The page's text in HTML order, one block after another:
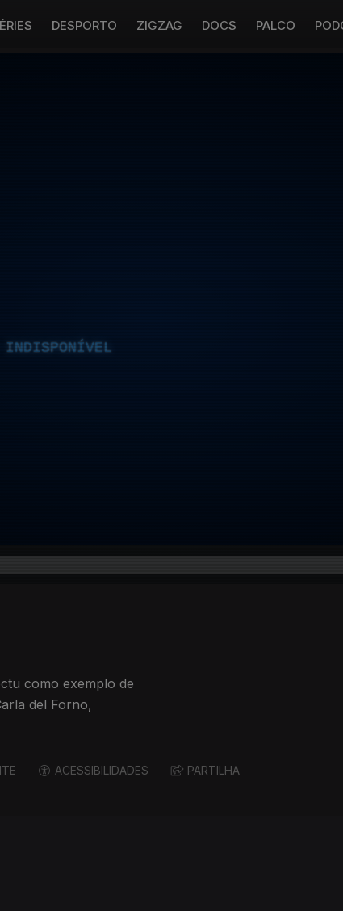
DESPORTO ZIGZAG DOCS PALCO
INDISPONÍVEL
como exemplo de
del Forno,
ACESSIBILIDADES PARTILHA